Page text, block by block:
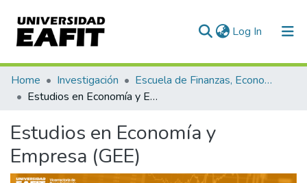
Log In (current)
Communities & Collections
All of DSpace
Statistics
Home Investigación
Escuela de Finanzas, Economía y Gobierno
Estudios en Economía y Empresa (GEE)
Estudios en Economía y
Empresa (GEE)